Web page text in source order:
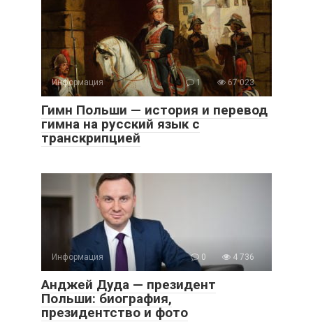
Информация 1 67 023
Гимн Польши — история и перевод
гимна на русский язык с
транскрипцией
Информация 0 4 736
Анджей Дуда — президент
Польши: биография,
президентство и фото